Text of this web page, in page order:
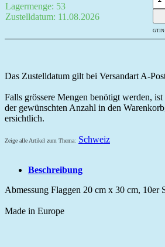
Lagermenge: 53
Zustelldatum: 11.08.2026
GTIN:
Das Zustelldatum gilt bei Versandart A-
Falls grössere Mengen benötigt werden,
der gewünschten Anzahl in den
ersichtlich.
Zeige alle Artikel zum Thema: Schweiz
Beschreibung
Abmessung Flaggen 20 cm x 30 cm, 10er
Made in Europe